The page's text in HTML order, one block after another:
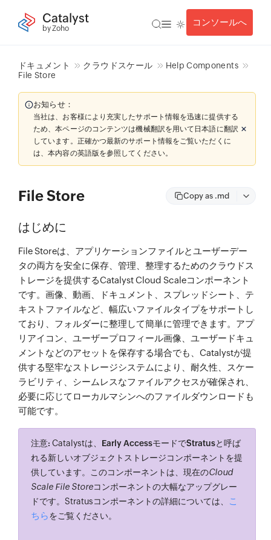
Catalyst
by Zoho
コンソールへ
ドキュメント クラウドスケール
Help Components
File Store
お知らせ：
当社は、お客様により充実したサポート情報を迅速に提供する
ため、本ページのコンテンツは機械翻訳を用いて日本語に翻訳
しています。正確かつ最新のサポート情報をご覧いただくに
は、本内容の英語版を参照してください。
File Store Copy as .md
はじめに
File Storeは、アプリケーションファイルとユーザーデー
タの両方を安全に保存、管理、整理するためのクラウドス
トレージを提供するCatalyst Cloud Scaleコンポーネント
です。画像、動画、ドキュメント、スプレッドシート、テ
キストファイルなど、幅広いファイルタイプをサポートし
ており、フォルダーに整理して簡単に管理できます。アプ
リアイコン、ユーザープロフィール画像、ユーザードキュ
メントなどのアセットを保存する場合でも、Catalystが提
供する堅牢なストレージシステムにより、耐久性、スケー
ラビリティ、シームレスなファイルアクセスが確保され、
必要に応じてローカルマシンへのファイルダウンロードも
可能です。
注意: Catalystは、 Early AccessモードでStratusと呼ば
れる新しいオブジェクトストレージコンポーネントを提
供しています。このコンポーネントは、現在のCloud
Scale File Storeコンポーネントの大幅なアップグレー
ドです。Stratusコンポーネントの詳細については、
こ
ちらをご覧ください。